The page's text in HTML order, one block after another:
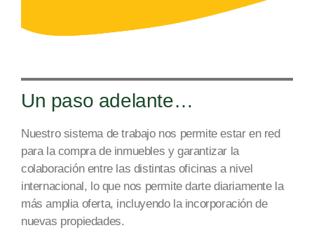
Un paso adelante…
Nuestro sistema de trabajo nos permite estar en red
para la compra de inmuebles y garantizar la
colaboración entre las distintas oficinas a nivel
internacional, lo que nos permite darte diariamente la
más amplia oferta, incluyendo la incorporación de
nuevas propiedades.